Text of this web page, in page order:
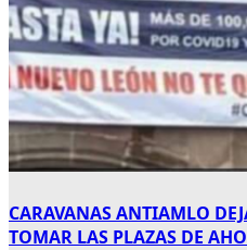
CARAVANAS ANTIAMLO
TOMAR LAS PLAZAS DE